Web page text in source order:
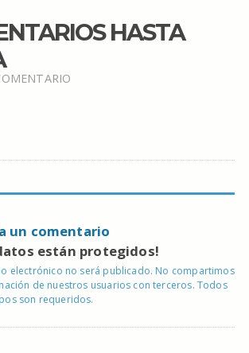
HASTA
un comentario
están protegidos!
electrónico no será publicado. No compartimos
de nuestros usuarios con terceros. Todos
son requeridos.